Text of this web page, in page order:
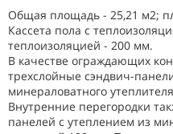
Общая площадь - 25,21 м2;
Кассета пола с
теплоизоляцией - 200 мм.
В качестве ограждающих
трехслойные сэндвич-
минераловатного
Внутренние перегородки
панелей с утеплением из